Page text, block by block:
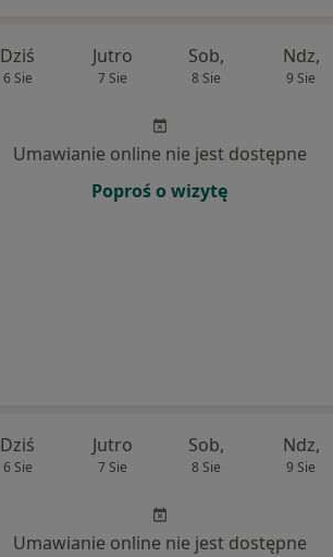
Dziś
6 Sie
Jutro
7 Sie
Sob,
8 Sie
Ndz,
9 Sie
Umawianie online nie jest dostępne
Poproś o wizytę
Dziś
6 Sie
Jutro
7 Sie
Sob,
8 Sie
Ndz,
9 Sie
Umawianie online nie jest dostępne